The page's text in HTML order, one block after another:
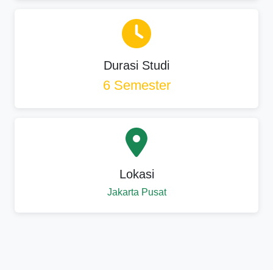
Durasi Studi
6 Semester
Lokasi
Jakarta Pusat